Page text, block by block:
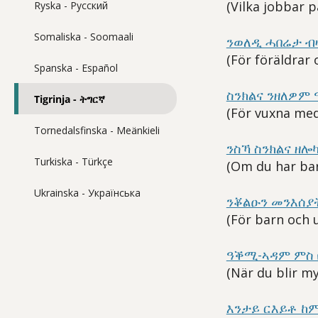
Ryska - Pусский
Somaliska - Soomaali
Spanska - Español
Tigrinja - ትግርኛ
Tornedalsfinska - Meänkieli
Turkiska - Türkçe
Ukrainska - Українська
(Vilka jobbar
ንወለዲ ሓበሬታ
(För föräldrar
ስንክልና ንዘለዎም
(För vuxna
ንስኻ ስንክልና
(Om du har
ንቖልዑን
(För barn och
ዓቕሚ-ኣዳም ምስ
(När du blir
እንታይ ርእይቶ